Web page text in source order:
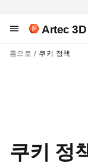
Artec 3D
홈으로 쿠키 정책
쿠키 정